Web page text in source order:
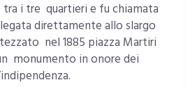
i tre quartieri e fu chiamata
direttamente allo slargo
nel 1885 piazza Martiri
monumento in onore dei